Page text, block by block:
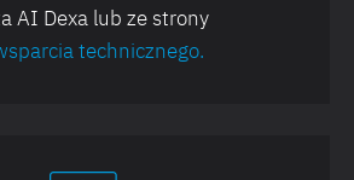
AI Dexa lub ze strony
technicznego.